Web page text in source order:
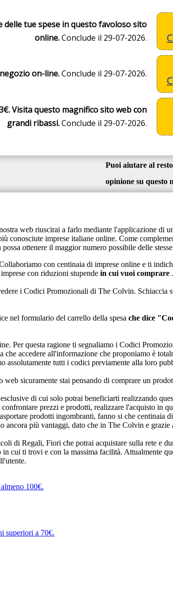
delle tue spese in questo favoloso sito
online.Conclude il 29-07-2026.
on-line.Conclude il 29-07-2026.
Visita questo magnifico sito web con
grandi ribassi.Conclude il 29-07-2026.
Puoi aiutare al
opinione su questo
web riuscirai a farlo mediante l'applicazione di
imprese italiane online. Come
ottenere il maggior numero possibile delle
con centinaia di imprese online e ti
con riduzioni stupende in cui vuoi comprare .
i Codici Promozionali di The Colvin. Schiaccia
nel formulario del carrello della spesa che dice
Per questa ragione ti segnaliamo i Codici
accedere all'informazione che proponiamo è
tutti i codici previamente alla loro
sicuramente stai pensando di comprare un
di cui solo potrai beneficiarti realizzando
prezzi e prodotti, realizzare l'acquisto in
prodotti ingombranti, fanno si che centinaia
ancora più vantaggi, dato che in The Colvin e
di Regali, Fiori che potrai acquistare sulla rete e
cui ti trovi e con la massima facilità. Attualmente
100€.
superiori a 70€.